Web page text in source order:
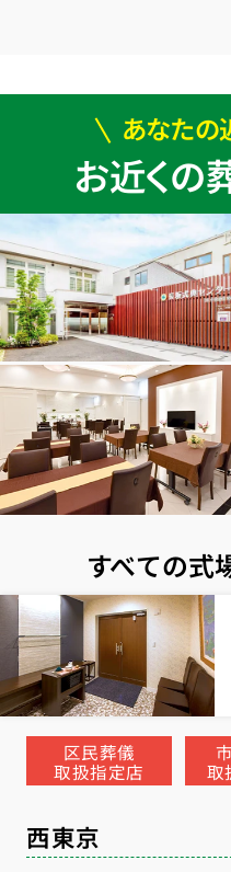
あなたの
お近くの
すべての式
区民葬儀
取扱指定店
取
西東京